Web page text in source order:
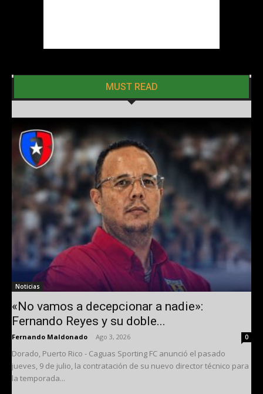
MUST READ
Noticias
«No vamos a decepcionar a nadie»:
Fernando Reyes y su doble...
Fernando Maldonado Ago 3, 2026 0
Dorado, Puerto Rico - Caguas Sporting FC anunció el pasado
jueves, 9 de julio, la contratación de su nuevo director técnico para
la temporada...